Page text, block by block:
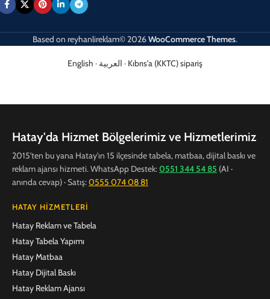
Based on reyhanlireklam© 2026WooCommerce Themes.
English · العربية · Kıbrıs'a (KKTC) sipariş
Hatay'da Hizmet Bölgelerimiz ve Hizmetlerimiz
2015'ten bu yana Hatay'ın 15 ilçesinde tabela, matbaa, dijital baskı ve
reklam ajansı hizmeti. WhatsApp Destek:0551 344 54 85 (AI ·
anında cevap) · Satış:0555 074 08 81
HATAY HIZMETLERI
Hatay Reklam ve Tabela
Hatay Tabela Yapımı
Hatay Matbaa
Hatay Dijital Baskı
Hatay Reklam Ajansı